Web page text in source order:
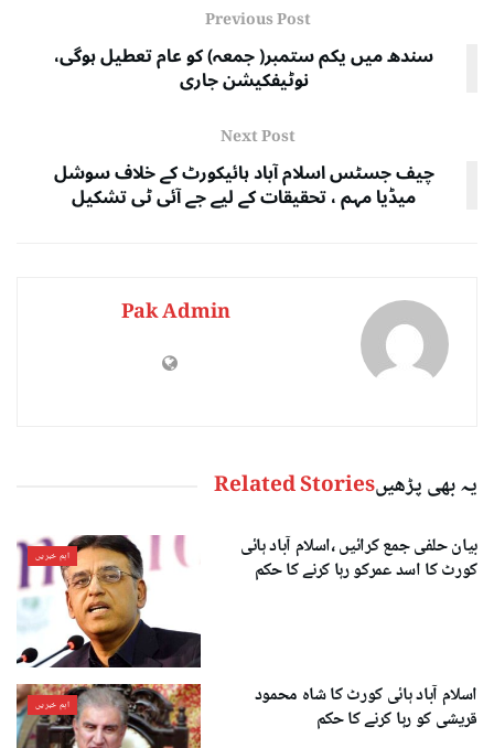
Previous Post
سندھ میں یکم ستمبر( جمعہ) کو عام تعطیل ہوگی،
نوٹیفکیشن جاری
Next Post
چیف جسٹس اسلام آباد ہائیکورٹ کے خلاف سوشل
میڈیا مہم ، تحقیقات کے لیے جے آئی ٹی تشکیل
Pak Admin
یہ بھی پڑھیںRelated Stories
اہم خبریں
بیان حلفی جمع کرائیں ،اسلام آباد ہائی
کورٹ کا اسد عمرکو رہا کرنے کا حکم
اہم خبریں
اسلام آباد ہائی کورٹ کا شاہ محمود
قریشی کو رہا کرنے کا حکم